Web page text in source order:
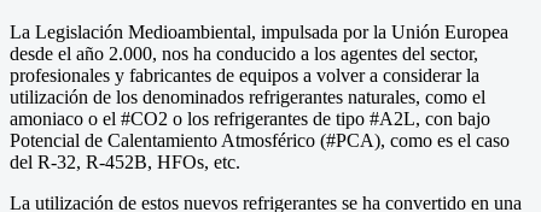
La Legislación Medioambiental, impulsada por la Unión Europea
desde el año 2.000, nos ha conducido a los agentes del sector,
profesionales y fabricantes de equipos a volver a considerar la
utilización de los denominados refrigerantes naturales, como el
amoniaco o el #CO2 o los refrigerantes de tipo #A2L, con bajo
Potencial de Calentamiento Atmosférico (#PCA), como es el caso
del R-32, R-452B, HFOs, etc.
La utilización de estos nuevos refrigerantes se ha convertido en una